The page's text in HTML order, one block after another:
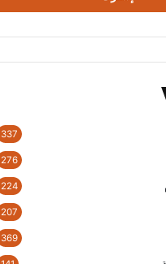
337
276
224
207
369